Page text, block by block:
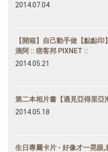
2014.07.04
【開箱】自己動手做【點點
滴阿 :: 痞客邦 PIXNET ::
2014.05.21
第二本相片書【遇見亞得里亞
2014.05.18
生日專屬卡片 - 好像才一晃眼,